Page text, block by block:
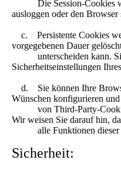
Die Session-Cookies
ausloggen oder den Browser
c. Persistente Cookies
vorgegebenen Dauer
unterscheiden kann. Sie
Sicherheitseinstellungen
d. Sie können Ihre
Wünschen konfigurieren
von Third-Party-Cookies
Wir weisen Sie darauf hin,
alle Funktionen dieser
Sicherheit: